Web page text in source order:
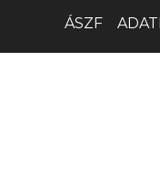
ÁSZF